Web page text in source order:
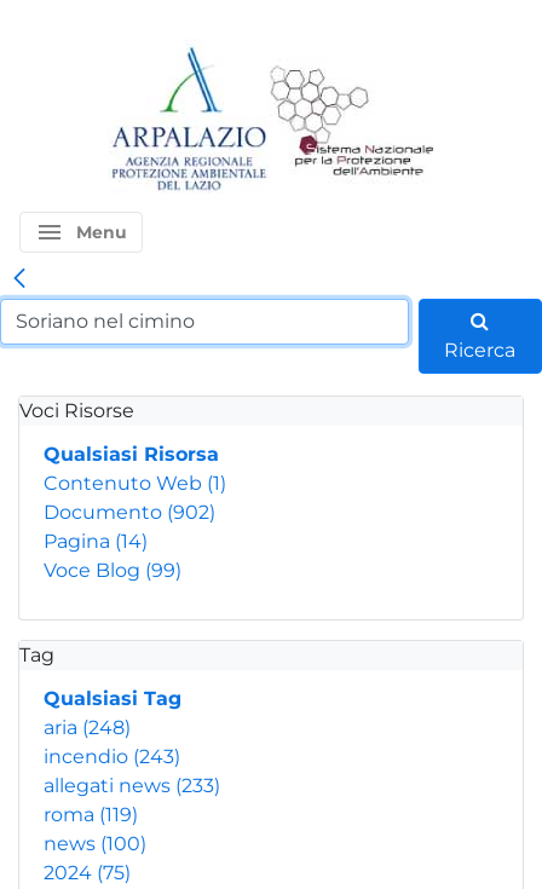
menu Menu
Ricerca
Voci Risorse
Qualsiasi Risorsa
Contenuto Web (1)
Documento (902)
Pagina (14)
Voce Blog (99)
Tag
Qualsiasi Tag
aria (248)
incendio (243)
allegati news (233)
roma (119)
news (100)
2024 (75)